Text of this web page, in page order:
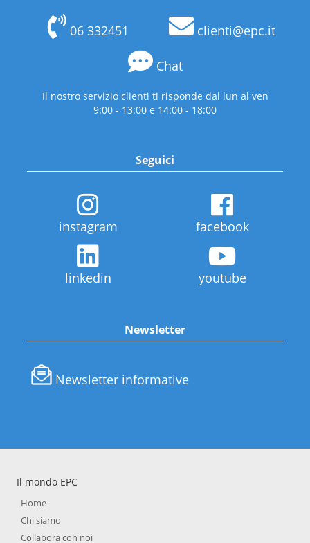
06 332451 clienti@epc.it
Chat
Il nostro servizio clienti ti risponde dal lun al ven
9:00 - 13:00 e 14:00 - 18:00
Seguici
instagram facebook
linkedin youtube
Newsletter
Newsletter informative
Il mondo EPC
Home
Chi siamo
Collabora con noi